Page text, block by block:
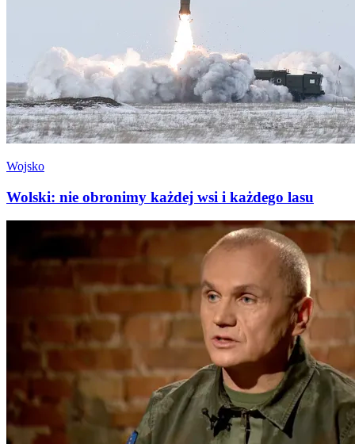
Wojsko
Wolski: nie obronimy każdej wsi i każdego lasu